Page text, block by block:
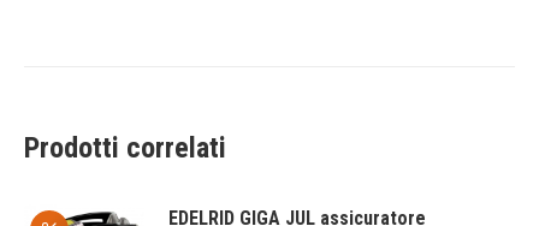
Prodotti correlati
EDELRID GIGA JUL assicuratore